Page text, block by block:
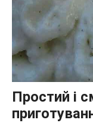
Простий і